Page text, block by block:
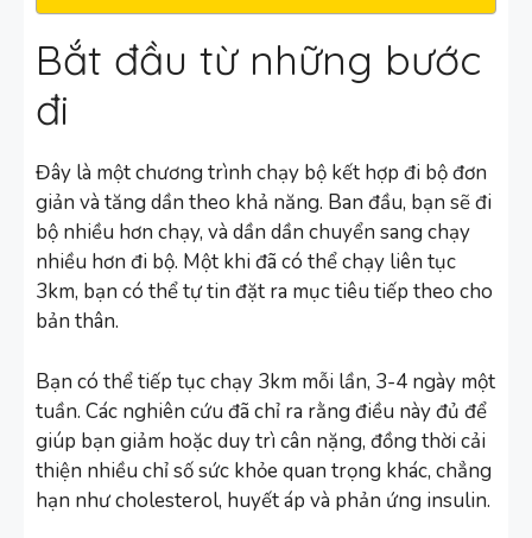
Bắt đầu từ những bước
đi
Đây là một chương trình chạy bộ kết hợp đi bộ đơn
giản và tăng dần theo khả năng. Ban đầu, bạn sẽ đi
bộ nhiều hơn chạy, và dần dần chuyển sang chạy
nhiều hơn đi bộ. Một khi đã có thể chạy liên tục
3km, bạn có thể tự tin đặt ra mục tiêu tiếp theo cho
bản thân.
Bạn có thể tiếp tục chạy 3km mỗi lần, 3-4 ngày một
tuần. Các nghiên cứu đã chỉ ra rằng điều này đủ để
giúp bạn giảm hoặc duy trì cân nặng, đồng thời cải
thiện nhiều chỉ số sức khỏe quan trọng khác, chẳng
hạn như cholesterol, huyết áp và phản ứng insulin.